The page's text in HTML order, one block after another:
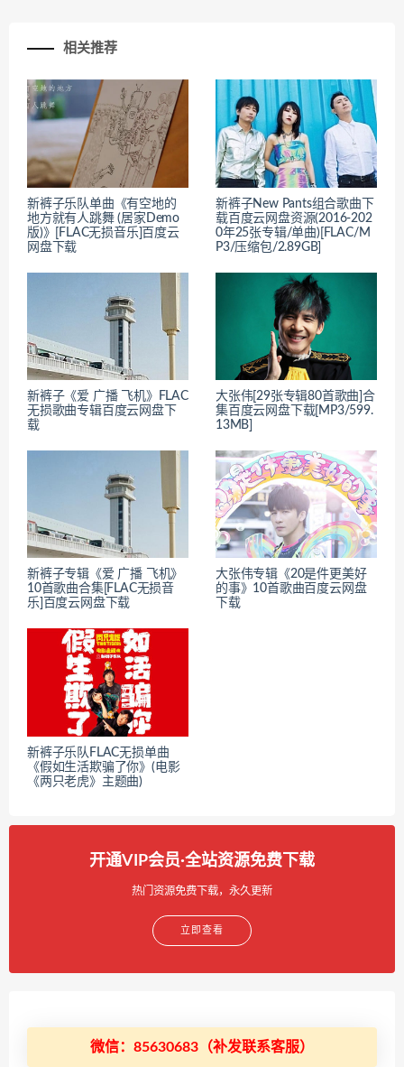
相关推荐
新裤子乐队单曲《有空地的
地方就有人跳舞 (居家Demo
版)》[FLAC无损音乐]百度云
网盘下载
新裤子New Pants组合歌曲下
载百度云网盘资源(2016-202
0年25张专辑/单曲)[FLAC/M
P3/压缩包/2.89GB]
新裤子《爱 广播 飞机》FLAC
无损歌曲专辑百度云网盘下
载
大张伟[29张专辑80首歌曲]合
集百度云网盘下载[MP3/599.
13MB]
新裤子专辑《爱 广播 飞机》
10首歌曲合集[FLAC无损音
乐]百度云网盘下载
大张伟专辑《20是件更美好
的事》10首歌曲百度云网盘
下载
新裤子乐队FLAC无损单曲
《假如生活欺骗了你》(电影
《两只老虎》主题曲)
开通VIP会员·全站资源免费下载
热门资源免费下载，永久更新
立即查看
微信：85630683（补发联系客服）